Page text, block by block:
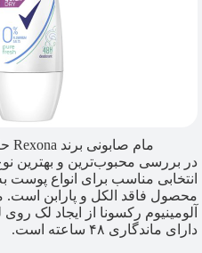
مام صابونی برند Rexona حاوی ۰% آلومینیوم
در بررسی محبوب‌ترین و بهترین
انتخابی مناسب برای انواع پوست
محصول فاقد الکل و پارابن است.
آلومینیوم رکسونا از ایجاد لک
دارای ماندگاری ۴۸ ساعته است.